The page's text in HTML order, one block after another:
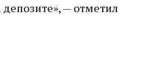
— отметил